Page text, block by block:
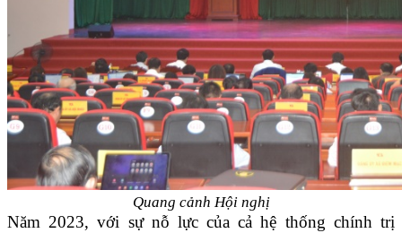
Quang cảnh Hội nghị
Năm 2023, với sự nỗ lực của cả hệ thống chính trị